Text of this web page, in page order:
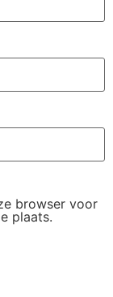
browser voor
plaats.